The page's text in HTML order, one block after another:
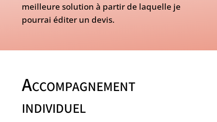
meilleure solution à partir de laquelle je
pourrai éditer un devis.
Accompagnement
individuel